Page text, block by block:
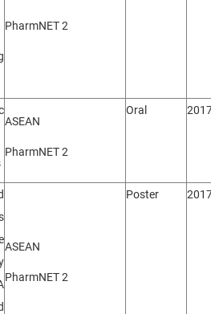
PharmNET 2
ASEAN
PharmNET 2
Oral
ASEAN
PharmNET 2
Poster